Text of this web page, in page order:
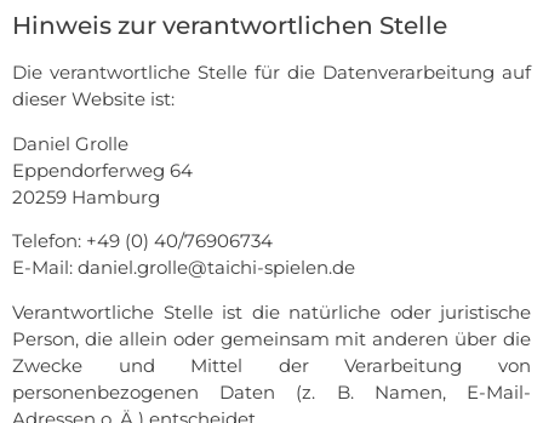
Hinweis zur verantwortlichen Stelle
Die verantwortliche Stelle für die Datenverarbeitung auf
dieser Website ist:
Daniel Grolle
Eppendorferweg 64
20259 Hamburg
Telefon: +49 (0) 40/76906734
E-Mail: daniel.grolle@taichi-spielen.de
Verantwortliche Stelle ist die natürliche oder juristische
Person, die allein oder gemeinsam mit anderen über die
Zwecke und Mittel der Verarbeitung von
personenbezogenen Daten (z. B. Namen, E-Mail-
Adressen o. Ä.) entscheidet.